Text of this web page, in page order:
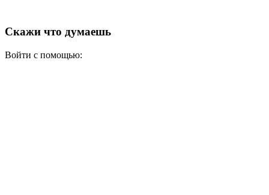
Скажи что думаешь
Войти с помощью: